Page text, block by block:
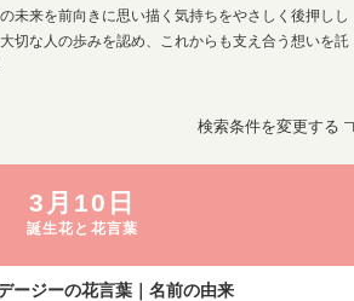
未来を前向きに思い描く気持ちをやさしく後押しし
切な人の歩みを認め、これからも支え合う想いを託
検索条件を変更する
3月10日
誕生花と花言葉
ージーの花言葉｜名前の由来